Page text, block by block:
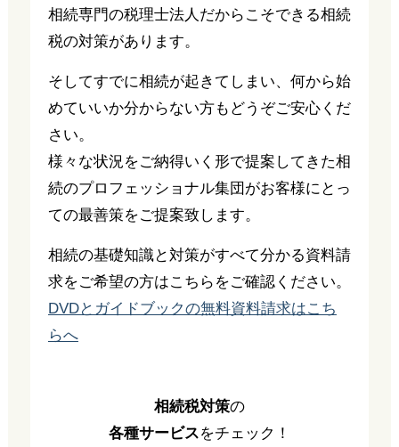
相続専門の税理士法人だからこそできる相続
税の対策があります。
そしてすでに相続が起きてしまい、何から始
めていいか分からない方もどうぞご安心くだ
さい。
様々な状況をご納得いく形で提案してきた相
続のプロフェッショナル集団がお客様にとっ
ての最善策をご提案致します。
相続の基礎知識と対策がすべて分かる資料請
求をご希望の方はこちらをご確認ください。
DVDとガイドブックの無料資料請求はこち
らへ
相続税対策の
各種サービスをチェック！